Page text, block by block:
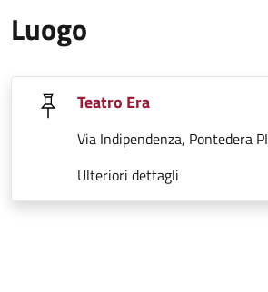
Luogo
Teatro Era
Via Indipendenza, Pontedera PI
Ulteriori dettagli